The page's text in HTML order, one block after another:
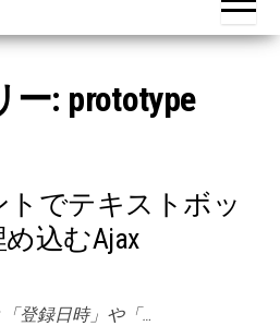
ー: prototype
でテキストボッ
込むAjax
登録日時」や「…